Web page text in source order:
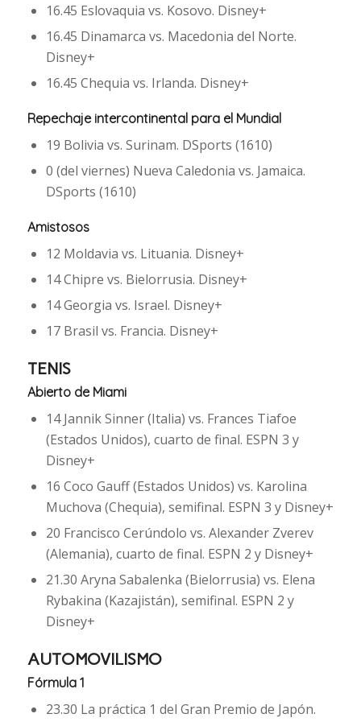
16.45 Eslovaquia vs. Kosovo. Disney+
16.45 Dinamarca vs. Macedonia del Norte.
Disney+
16.45 Chequia vs. Irlanda. Disney+
Repechaje intercontinental para el Mundial
19 Bolivia vs. Surinam. DSports (1610)
0 (del viernes) Nueva Caledonia vs. Jamaica.
DSports (1610)
Amistosos
12 Moldavia vs. Lituania. Disney+
14 Chipre vs. Bielorrusia. Disney+
14 Georgia vs. Israel. Disney+
17 Brasil vs. Francia. Disney+
TENIS
Abierto de Miami
14 Jannik Sinner (Italia) vs. Frances Tiafoe
(Estados Unidos), cuarto de final. ESPN 3 y
Disney+
16 Coco Gauff (Estados Unidos) vs. Karolina
Muchova (Chequia), semifinal. ESPN 3 y Disney+
20 Francisco Cerúndolo vs. Alexander Zverev
(Alemania), cuarto de final. ESPN 2 y Disney+
21.30 Aryna Sabalenka (Bielorrusia) vs. Elena
Rybakina (Kazajistán), semifinal. ESPN 2 y
Disney+
AUTOMOVILISMO
Fórmula 1
23.30 La práctica 1 del Gran Premio de Japón.